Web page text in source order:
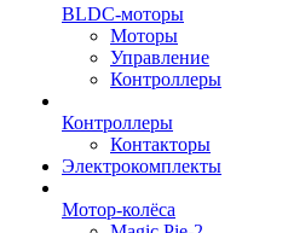
BLDC-моторы
Моторы
Управление
Контроллеры
Контроллеры
Контакторы
Электрокомплекты
Мотор-колёса